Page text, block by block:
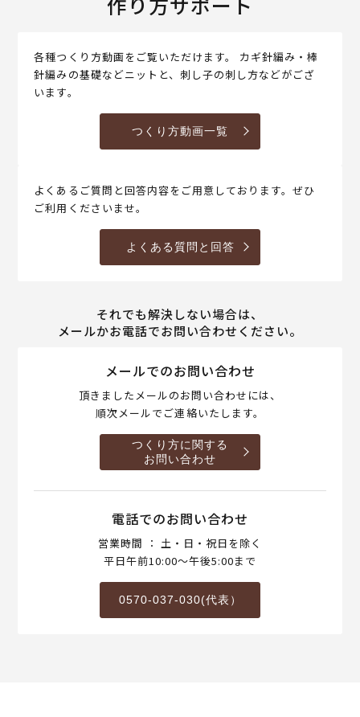
各種つくり方動画をご覧いただけます。 カギ針編み・棒
針編みの基礎などニットと、刺し子の刺し方などがござ
います。
つくり方動画一覧
よくあるご質問と回答内容をご用意しております。ぜひ
ご利用くださいませ。
よくある質問と回答
それでも解決しない場合は、
メールかお電話でお問い合わせください。
メールでのお問い合わせ
頂きましたメールのお問い合わせには、
順次メールでご連絡いたします。
つくり方に関する
お問い合わせ
電話でのお問い合わせ
営業時間 ： 土・日・祝日を除く
平日午前10:00～午後5:00まで
0570-037-030(代表）